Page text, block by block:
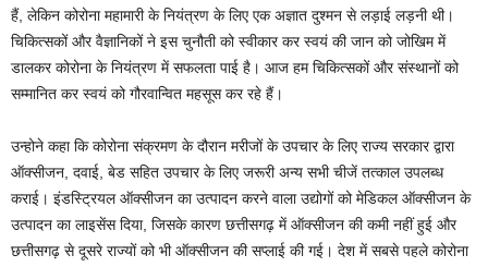
हैं, लेकिन कोरोना महामारी के नियंत्रण के लिए एक अज्ञात दुश्मन से लड़ाई लड़नी थी।
चिकित्सकों और वैज्ञानिकों ने इस चुनौती को स्वीकार कर स्वयं की जान को जोखिम में
डालकर कोरोना के नियंत्रण में सफलता पाई है। आज हम चिकित्सकों और संस्थानों को
सम्मानित कर स्वयं को गौरवान्वित महसूस कर रहे हैं।
उन्होने कहा कि कोरोना संक्रमण के दौरान मरीजों के उपचार के लिए राज्य सरकार द्वारा
ऑक्सीजन, दवाई, बेड सहित उपचार के लिए जरूरी अन्य सभी चीजें तत्काल उपलब्ध
कराई। इंडस्ट्रियल ऑक्सीजन का उत्पादन करने वाला उद्योगों को मेडिकल ऑक्सीजन के
उत्पादन का लाइसेंस दिया, जिसके कारण छत्तीसगढ़ में ऑक्सीजन की कमी नहीं हुई और
छत्तीसगढ़ से दूसरे राज्यों को भी ऑक्सीजन की सप्लाई की गई। देश में सबसे पहले कोरोना